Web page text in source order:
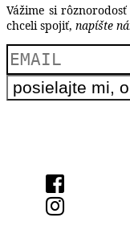
Vážime si
chceli spojiť, napíšte